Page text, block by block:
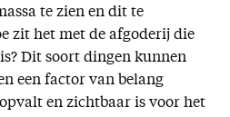
te zien en dit te
zit het met de afgoderij die
Dit soort dingen kunnen
een factor van belang
en zichtbaar is voor het